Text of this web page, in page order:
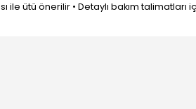
ile ütü önerilir • Detaylı bakım